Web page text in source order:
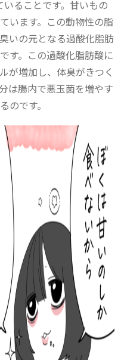
ることです。甘いもの
います。この動物性の脂
いの元となる過酸化脂肪
す。この過酸化脂肪酸に
が増加し、体臭がきつく
は腸内で悪玉菌を増やす
のです。